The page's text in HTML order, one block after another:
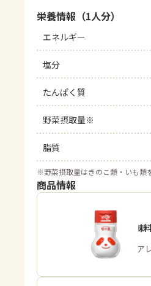
栄養情報（1人分）
エネルギー
塩分
たんぱく質
野菜摂取量※
脂質
※野菜摂取量はきのこ類・いも類
商品情報
うま味調味
商品・ア